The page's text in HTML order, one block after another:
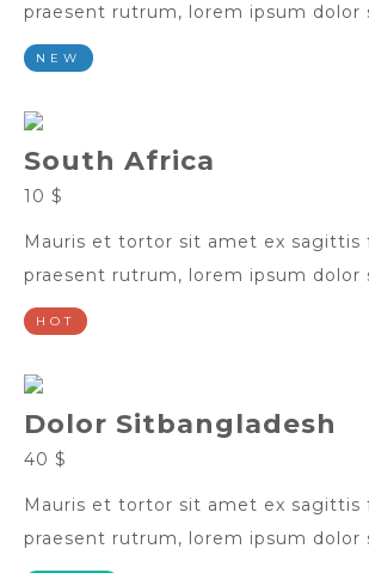
praesent rutrum, lorem ipsum dolor
NEW
South Africa
10 $
Mauris et tortor sit amet ex sagittis
praesent rutrum, lorem ipsum dolor
HOT
Dolor Sitbangladesh
40 $
Mauris et tortor sit amet ex sagittis
praesent rutrum, lorem ipsum dolor